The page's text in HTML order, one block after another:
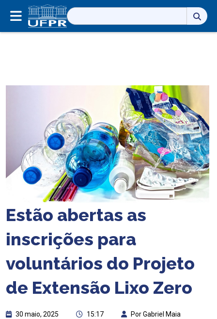
Pesquisar
por:
Estão abertas as
inscrições para
voluntários do Projeto
de Extensão Lixo Zero
30 maio, 2025 15:17
Por Gabriel Maia